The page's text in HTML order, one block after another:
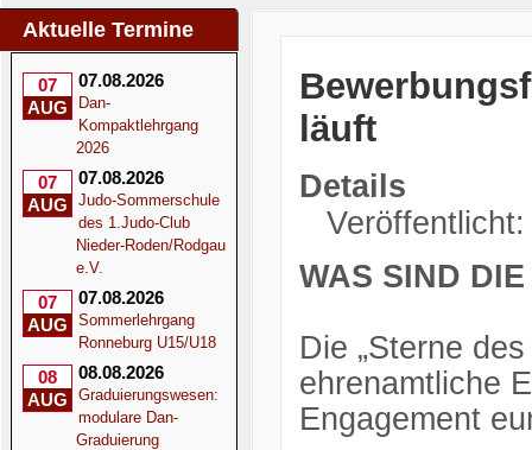
Aktuelle Termine
07
AUG
07.08.2026
Dan-
Kompaktlehrgang
2026
07
AUG
07.08.2026
Judo-Sommerschule
des 1.Judo-Club
Nieder-Roden/Rodgau
e.V.
07
AUG
07.08.2026
Sommerlehrgang
Ronneburg U15/U18
08
AUG
08.08.2026
Graduierungswesen:
modulare Dan-
Graduierung
läuft
Details
WAS SIND
Die „Sterne
ehrenamtliche
Engagement